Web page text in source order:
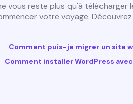
vous reste plus qu'à télécharger
votre voyage.
Comment puis-je migrer un site
Comment installer WordPress